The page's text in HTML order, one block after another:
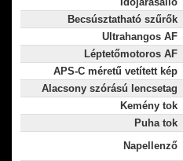
Becsúsztatható szűrők
Ultrahangos AF
Léptetőmotoros AF
APS-C méretű vetített kép
Alacsony szórású lencsetag
Kemény tok
Puha tok
Napellenző